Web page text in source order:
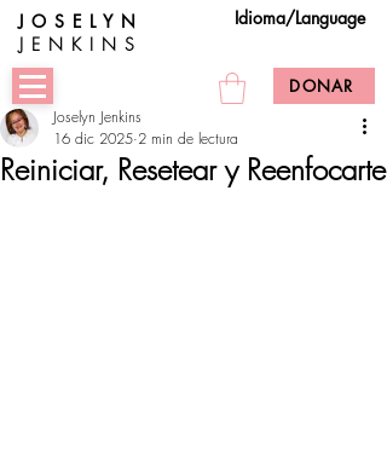
JOSELYN
JENKINS
Idioma/Language
DONAR
Reiniciar, Resetear y Reenfocarte
Joselyn Jenkins
16 dic 2025 2 min de lectura